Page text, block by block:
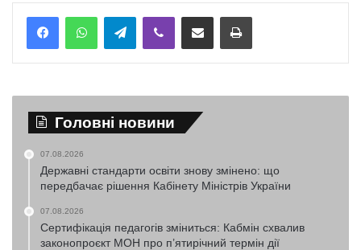
TelegramViber Надіслати електронною поштоюНадрукувати
Головні новини
07.08.2026
Державні стандарти освіти знову змінено: що
передбачає рішення Кабінету Міністрів України
07.08.2026
Сертифікація педагогів зміниться: Кабмін схвалив
законопроєкт МОН про п’ятирічний термін дії